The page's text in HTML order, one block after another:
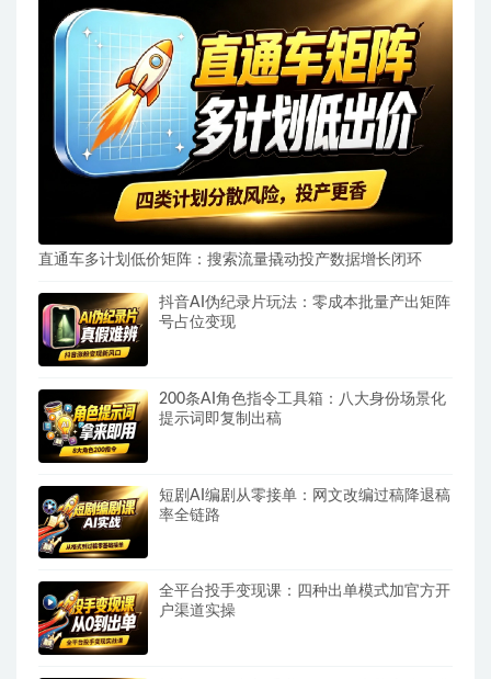
直通车多计划低价矩阵：搜索流量撬动投产数据增长闭环
抖音AI伪纪录片玩法：零成本批量产出矩阵
号占位变现
200条AI角色指令工具箱：八大身份场景化
提示词即复制出稿
短剧AI编剧从零接单：网文改编过稿降退稿
率全链路
全平台投手变现课：四种出单模式加官方开
户渠道实操